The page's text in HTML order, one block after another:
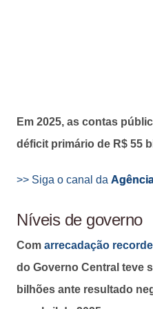
Em 2025, as contas
déficit primário de R$ 55
>> Siga o canal da
Níveis de governo
Com arrecadação recorde
do Governo Central teve
bilhões ante resultado